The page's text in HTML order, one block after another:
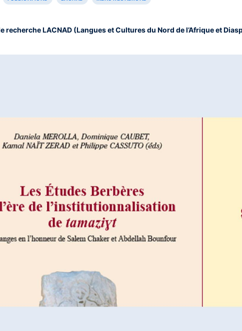
recherche LACNAD (Langues et Cultures du Nord de l’Afrique et